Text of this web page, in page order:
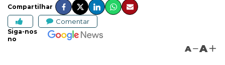
Compartilhar
Comentar
Siga-nos
no
A A